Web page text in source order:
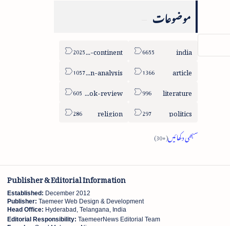
موضوعات
india
sub-continent
article
column-analysis
literature
book-review
politics
religion
Publisher & Editorial Information
Established: December 2012
Publisher: Taemeer Web Design & Development
Head Office: Hyderabad, Telangana, India
Editorial Responsibility: TaemeerNews Editorial Team